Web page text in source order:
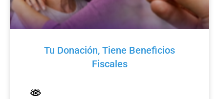
Tu Donación, Tiene Beneficios
Fiscales